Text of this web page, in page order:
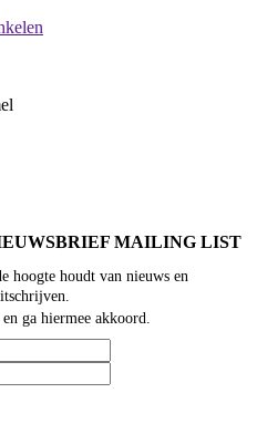
MAILING LIST
hoogte houdt van nieuws en
ga hiermee akkoord.